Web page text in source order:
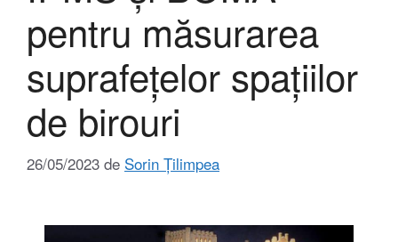
pentru măsurarea
suprafețelor spațiilor
de birouri
26/05/2023 de Sorin Țilimpea